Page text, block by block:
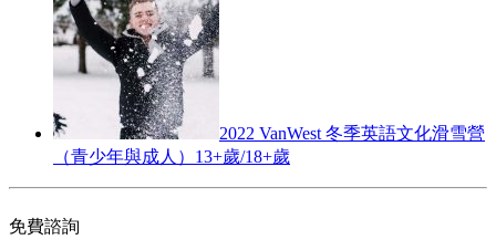
2022 VanWest 冬季英語文化滑雪營
（青少年與成人）13+歲/18+歲
免費諮詢